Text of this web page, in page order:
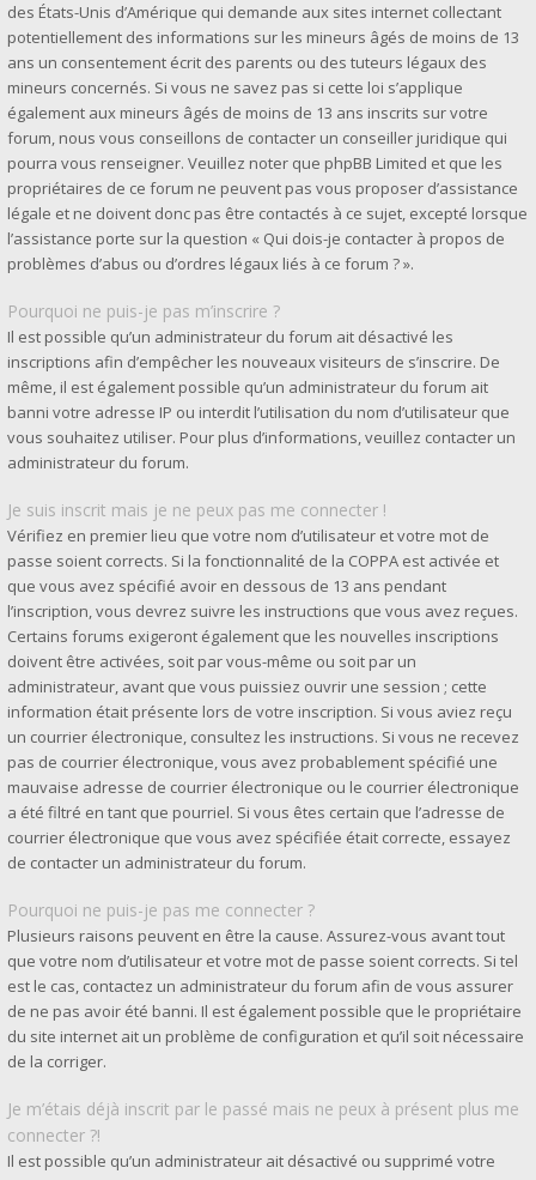
des États-Unis d’Amérique qui demande aux sites internet collectant
potentiellement des informations sur les mineurs âgés de moins de 13
ans un consentement écrit des parents ou des tuteurs légaux des
mineurs concernés. Si vous ne savez pas si cette loi s’applique
également aux mineurs âgés de moins de 13 ans inscrits sur votre
forum, nous vous conseillons de contacter un conseiller juridique qui
pourra vous renseigner. Veuillez noter que phpBB Limited et que les
propriétaires de ce forum ne peuvent pas vous proposer d’assistance
légale et ne doivent donc pas être contactés à ce sujet, excepté lorsque
l’assistance porte sur la question « Qui dois-je contacter à propos de
problèmes d’abus ou d’ordres légaux liés à ce forum ? ».
Pourquoi ne puis-je pas m’inscrire ?
Il est possible qu’un administrateur du forum ait désactivé les
inscriptions afin d’empêcher les nouveaux visiteurs de s’inscrire. De
même, il est également possible qu’un administrateur du forum ait
banni votre adresse IP ou interdit l’utilisation du nom d’utilisateur que
vous souhaitez utiliser. Pour plus d’informations, veuillez contacter un
administrateur du forum.
Je suis inscrit mais je ne peux pas me connecter !
Vérifiez en premier lieu que votre nom d’utilisateur et votre mot de
passe soient corrects. Si la fonctionnalité de la COPPA est activée et
que vous avez spécifié avoir en dessous de 13 ans pendant
l’inscription, vous devrez suivre les instructions que vous avez reçues.
Certains forums exigeront également que les nouvelles inscriptions
doivent être activées, soit par vous-même ou soit par un
administrateur, avant que vous puissiez ouvrir une session ; cette
information était présente lors de votre inscription. Si vous aviez reçu
un courrier électronique, consultez les instructions. Si vous ne recevez
pas de courrier électronique, vous avez probablement spécifié une
mauvaise adresse de courrier électronique ou le courrier électronique
a été filtré en tant que pourriel. Si vous êtes certain que l’adresse de
courrier électronique que vous avez spécifiée était correcte, essayez
de contacter un administrateur du forum.
Pourquoi ne puis-je pas me connecter ?
Plusieurs raisons peuvent en être la cause. Assurez-vous avant tout
que votre nom d’utilisateur et votre mot de passe soient corrects. Si tel
est le cas, contactez un administrateur du forum afin de vous assurer
de ne pas avoir été banni. Il est également possible que le propriétaire
du site internet ait un problème de configuration et qu’il soit nécessaire
de la corriger.
Je m’étais déjà inscrit par le passé mais ne peux à présent plus me
connecter ?!
Il est possible qu’un administrateur ait désactivé ou supprimé votre